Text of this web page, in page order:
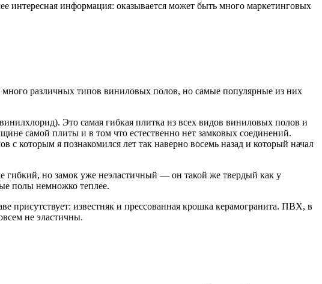
интересная информация: оказывается может быть много маркетинговых
много различных типов виниловых полов, но самые популярные из них
Это самая гибкая плитка из всех видов виниловых полов и
самой плиты и в том что естественно нет замковых соединений.
которым я познакомился лет так наверно восемь назад и который начал
гибкий, но замок уже неэластичный — он такой же твердый как у
полы немножко теплее.
присутствует: известняк и прессованная крошка керамогранита. ПВХ, в
не эластичны.